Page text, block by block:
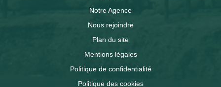
Notre Agence
Nous rejoindre
Plan du site
Mentions légales
Politique de confidentialité
Politique des cookies